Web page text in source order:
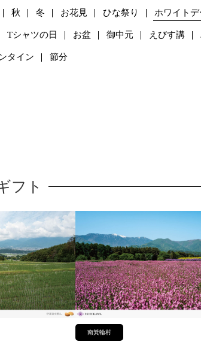
秋 冬 お花見 ひな祭り ホワイトデ
Tシャツの日 お盆 御中元 えびす講
タイン 節分
フト
南箕輪村